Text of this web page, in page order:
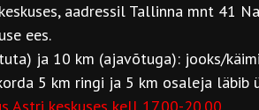
aadressil Tallinna mnt 41
ees.
ja 10 km (ajavõtuga): jooks/
5 km ringi ja 5 km osaleja läbib